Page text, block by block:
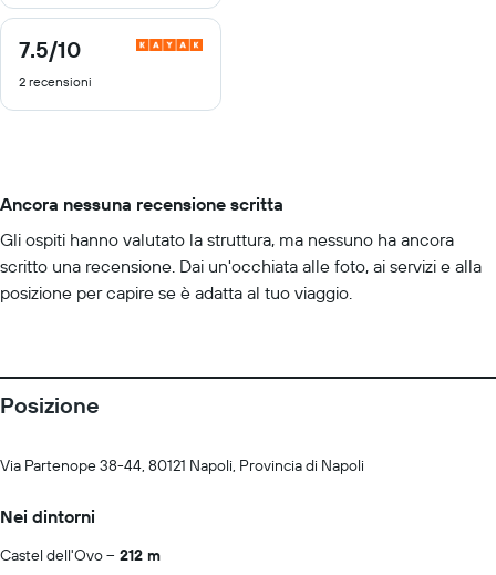
7.5/10
7.5
10
2 recensioni
Ancora nessuna recensione scritta
Gli ospiti hanno valutato la struttura, ma nessuno ha ancora
scritto una recensione. Dai un'occhiata alle foto, ai servizi e alla
posizione per capire se è adatta al tuo viaggio.
Posizione
Via Partenope 38-44, 80121 Napoli, Provincia di Napoli
Nei dintorni
Castel dell'Ovo
212 m